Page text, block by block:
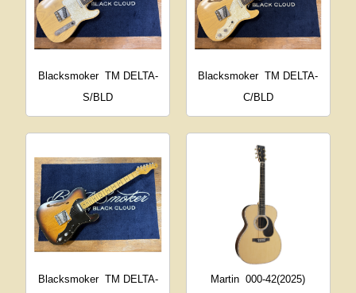
Blacksmoker TM DELTA-
S/BLD
Blacksmoker TM DELTA-
C/BLD
Blacksmoker TM DELTA-
Martin 000-42(2025)